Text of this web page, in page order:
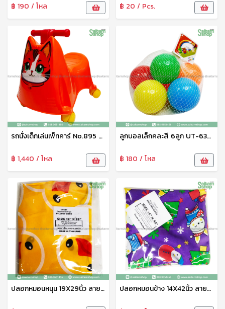
฿ 190 / โหล ฿ 20 / Pcs.
รถนั่งเด็กเล่นเพ็ทคาร์ No.895 PS
฿ 1,440 / โหล
ลูกบอลเล็กคละสี 6ลูก UT-6329/2 UNT
฿ 180 / โหล
ปลอกหมอนหนุน 19X29นิ้ว ลายการ์ตูน แสนสุข ปลอกหมอนข้าง 14X42นิ้ว ลายการ์ตูน แสนสุข